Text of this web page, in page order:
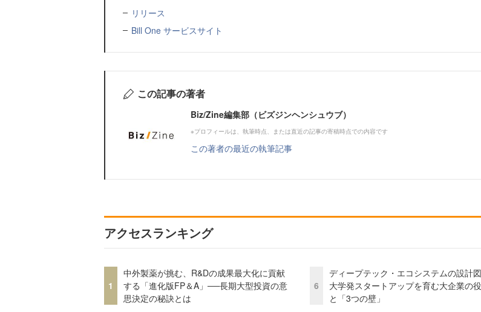
リリース
Bill One サービスサイト
この記事の著者
Biz/Zine編集部（ビズジンヘンシュウブ）
※プロフィールは、執筆時点、または直近の記事の寄稿時点での内容です
この著者の最近の執筆記事
アクセスランキング
1
中外製薬が挑む、R&Dの成果最大化に貢献
する「進化版FP＆A」──長期大型投資の意
思決定の秘訣とは
6
ディープテック・エコシステムの設計図
大学発スタートアップを育む大企業の
と「3つの壁」